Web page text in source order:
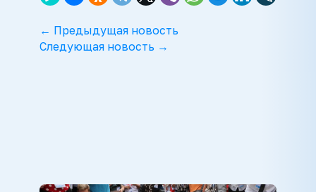
← Предыдущая новость
Следующая новость →